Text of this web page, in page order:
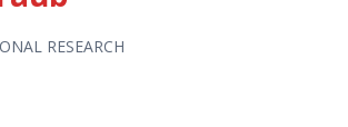
RESEARCH